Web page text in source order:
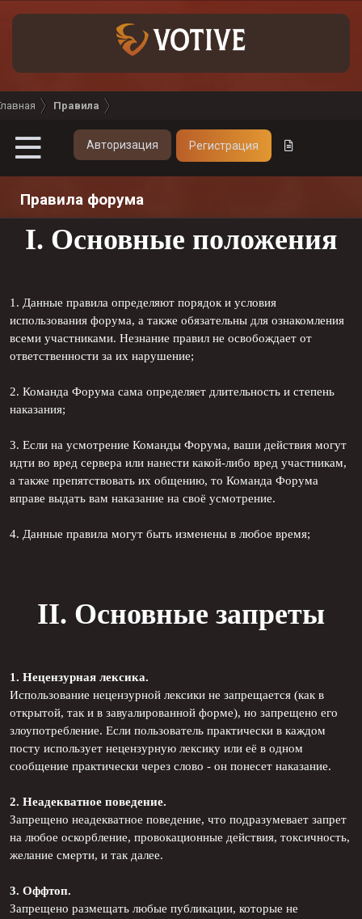
Правила
Авторизация Регистрация
Правила форума
I. Основные положения
1. Данные правила определяют порядок и условия
использования форума, а также обязательны для ознакомления
всеми участниками. Незнание правил не освобождает от
ответственности за их нарушение;
2. Команда Форума сама определяет длительность и степень
наказания;
3. Если на усмотрение Команды Форума, ваши действия могут
идти во вред сервера или нанести какой-либо вред участникам,
а также препятствовать их общению, то Команда Форума
вправе выдать вам наказание на своё усмотрение.
4. Данные правила могут быть изменены в любое время;
II. Основные запреты
1. Нецензурная лексика.
Использование нецензурной лексики не запрещается (как в
открытой, так и в завуалированной форме), но запрещено его
злоупотребление. Если пользователь практически в каждом
посту использует нецензурную лексику или её в одном
сообщение практически через слово - он понесет наказание.
2. Неадекватное поведение.
Запрещено неадекватное поведение, что подразумевает запрет
на любое оскорбление, провокационные действия, токсичность,
желание смерти, и так далее.
3. Оффтоп.
Запрещено размещать любые публикации, которые не